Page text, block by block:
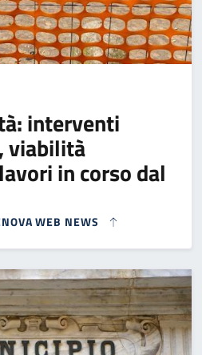
interventi
viabilità
in corso dal
WEB NEWS